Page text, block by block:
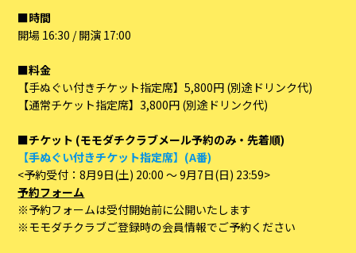
■時間
開場 16:30 / 開演 17:00
■料金
【手ぬぐい付きチケット指定席】5,800円 (別途ドリンク代)
【通常チケット指定席】3,800円 (別途ドリンク代)
■チケット (モモダチクラブメール予約のみ・先着順)
【手ぬぐい付きチケット指定席】(A番)
<予約受付：8月9日(土) 20:00 ～ 9月7日(日) 23:59>
予約フォーム
※予約フォームは受付開始前に公開いたします
※モモダチクラブご登録時の会員情報でご予約ください